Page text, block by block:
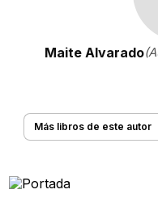
Maite Alvarado
Más libros de este autor